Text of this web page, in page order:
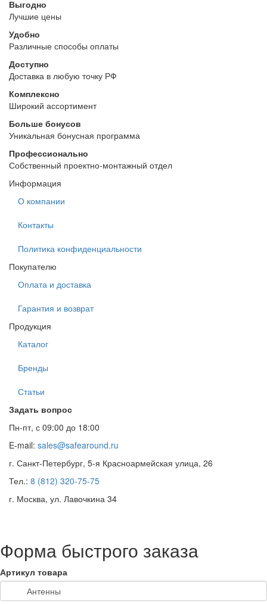
Выгодно
Лучшие цены
Удобно
Различные способы оплаты
Доступно
Доставка в любую точку РФ
Комплексно
Широкий ассортимент
Больше бонусов
Уникальная бонусная программа
Профессионально
Собственный проектно-монтажный отдел
Информация
О компании
Контакты
Политика конфиденциальности
Покупателю
Оплата и доставка
Гарантия и возврат
Продукция
Каталог
Бренды
Статьи
Задать вопрос
Пн-пт, с 09:00 до 18:00
E-mail: sales@safearound.ru
г. Санкт-Петербург, 5-я Красноармейская улица, 26
Тел.: 8 (812) 320-75-75
г. Москва, ул. Лавочкина 34
Форма быстрого заказа
Артикул товара